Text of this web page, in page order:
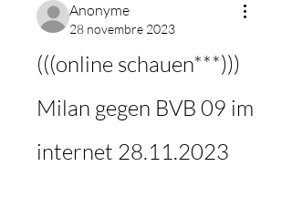
Anonyme
28 novembre 2023
(((online schauen***)))
Milan gegen BVB 09 im
internet 28.11.2023